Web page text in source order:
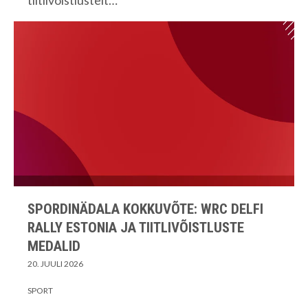
SPORDINÄDALA KOKKUVÕTE: WRC DELFI
RALLY ESTONIA JA TIITLIVÕISTLUSTE
MEDALID
20. JUULI 2026
SPORT